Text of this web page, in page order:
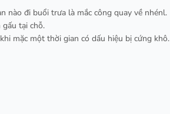
nào đi buổi trưa là mắc công quay về nhénl.
gấu tại chỗ.
mặc một thời gian có dấu hiệu bị cứng khô.